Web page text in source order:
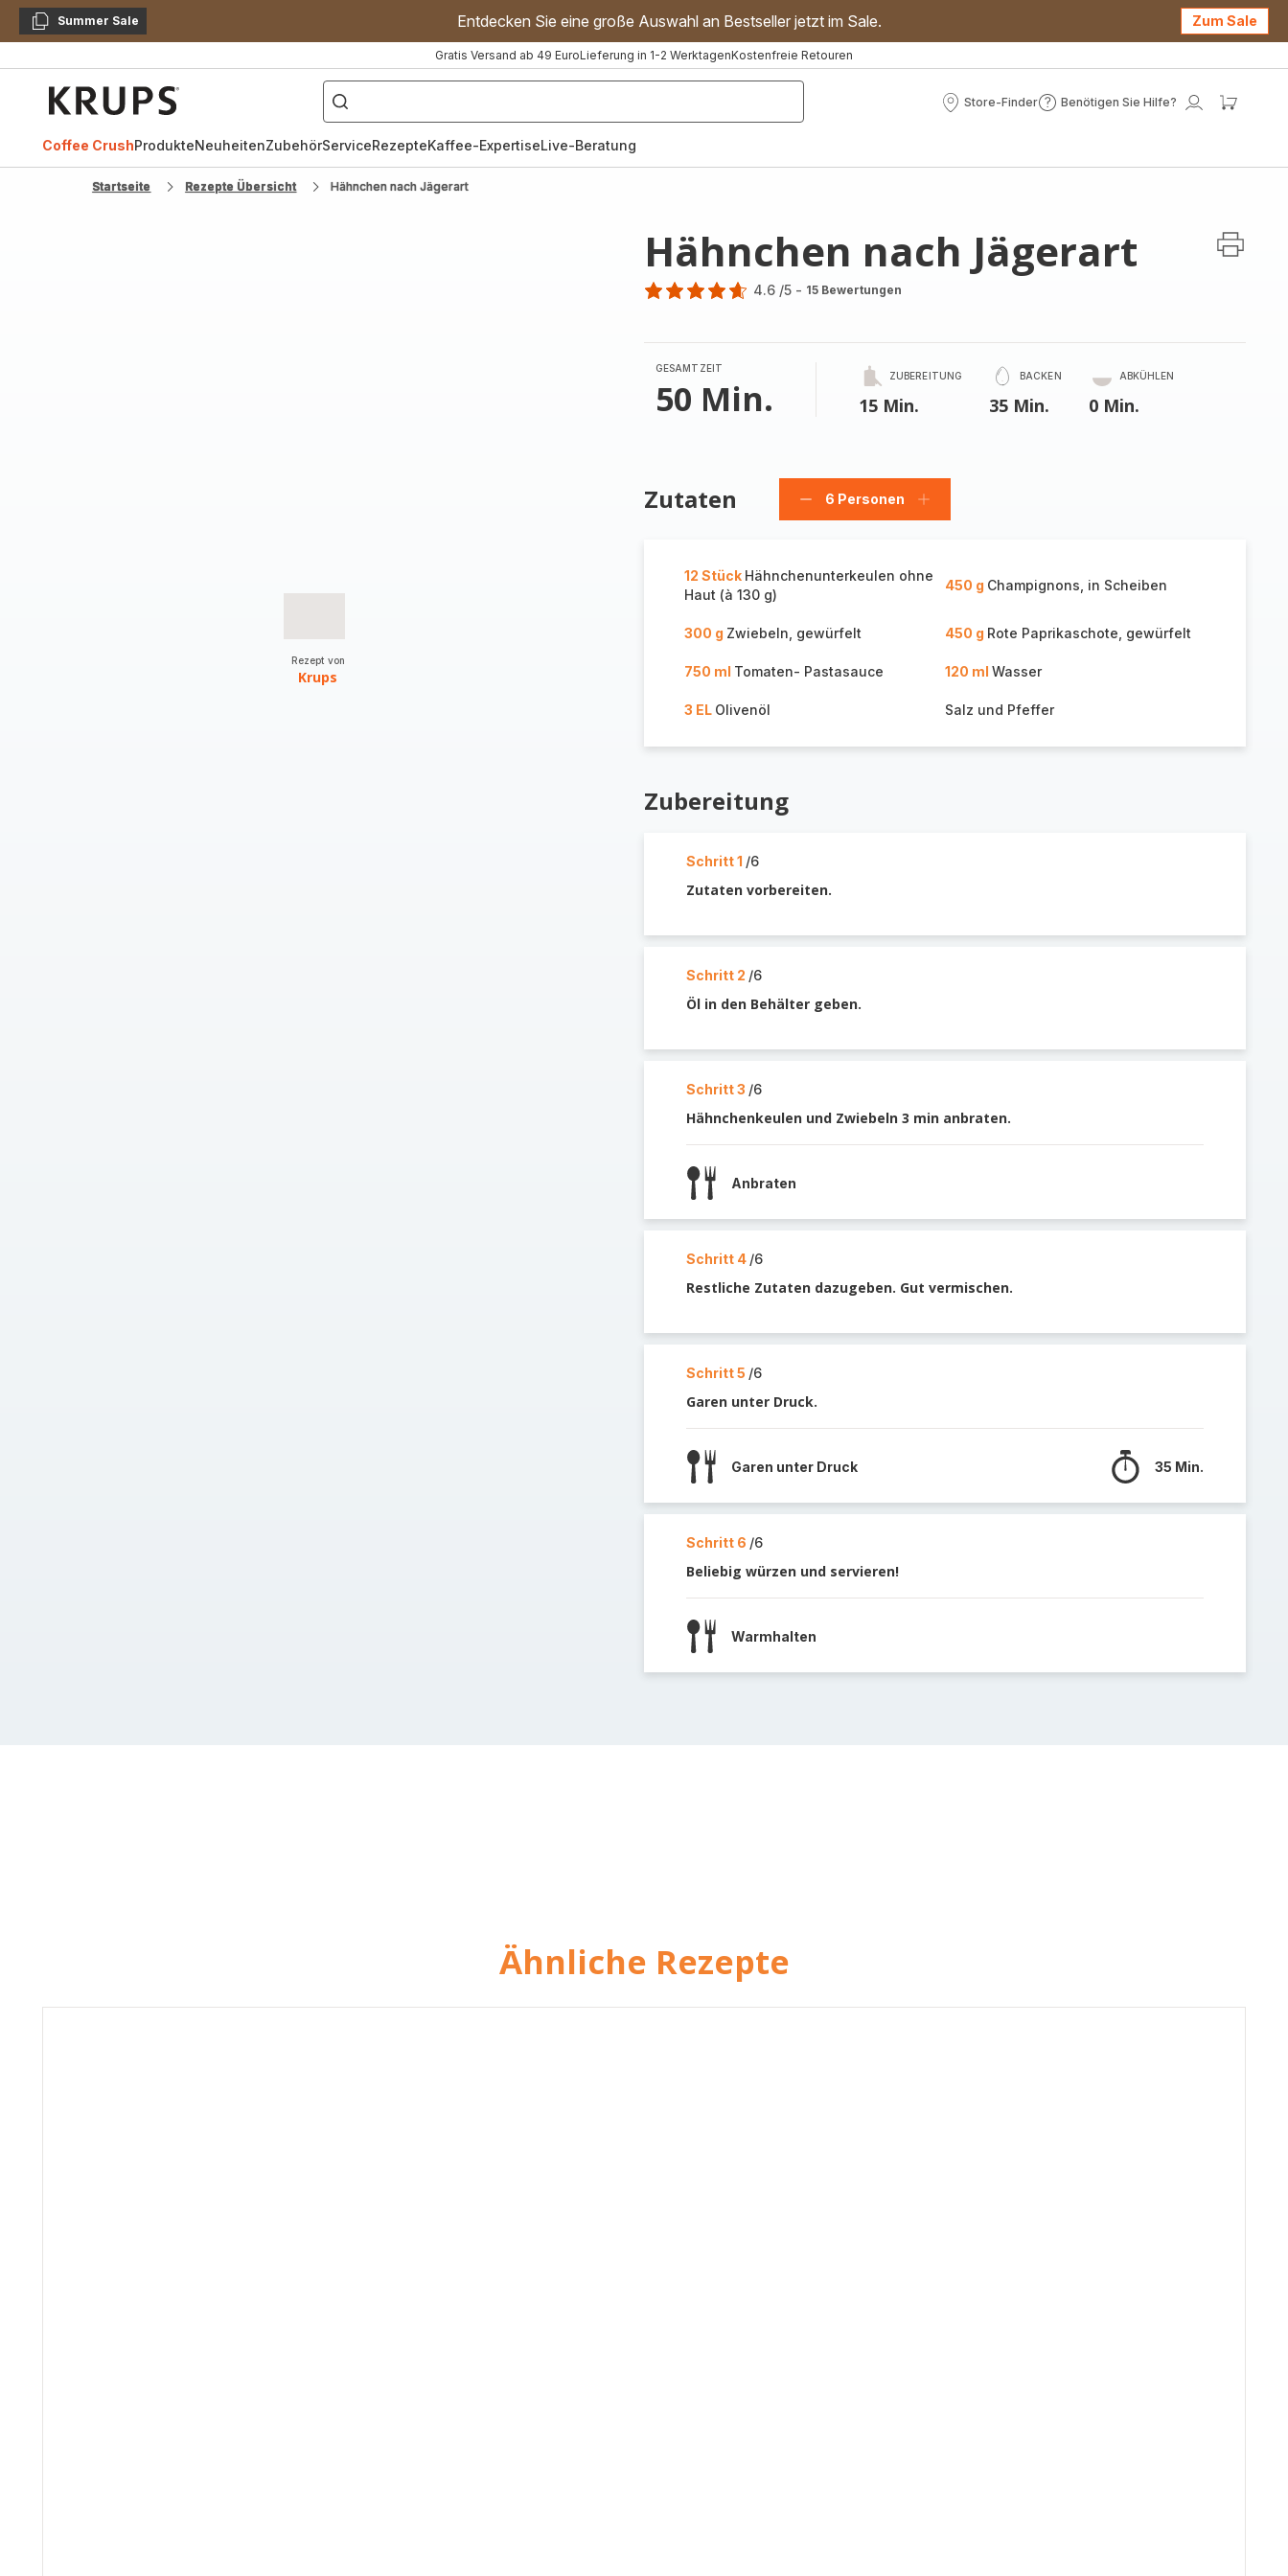
KopierenSummer Sale Entdecken Sie eine große Auswahl an Bestseller jetzt im Sale. Zum Sale
Gratis Versand ab 49 EuroLieferung in 1-2 WerktagenKostenfreie Retouren
["Kaffeevollautomat","Handmixer","Waffeleisen"]
Store-Finder
Store-
Benötigen Sie Hilfe?
Benötigen
Mein
Coffee CrushProdukteNeuheitenZubehörServiceRezepteKaffee-ExpertiseLive-Beratung
Startseite Rezepte Übersicht Hähnchen nach Jägerart
Rezept von
Krups
Hähnchen nach Jägerart
4.6 /5 - 15 Bewertungen
GESAMTZEIT
50 Min.
ZUBEREITUNG
15 Min.
BACKEN
35 Min.
ABKÜHLEN
0 Min.
Zutaten
Personen
6 Personen
Personen
12 Stück Hähnchenunterkeulen ohne
Haut (à 130 g)
450 g Champignons, in Scheiben
300 g Zwiebeln, gewürfelt 450 g Rote Paprikaschote, gewürfelt
750 ml Tomaten- Pastasauce 120 ml Wasser
3 EL Olivenöl Salz und Pfeffer
Zubereitung
Schritt 1 /6
Zutaten vorbereiten.
Schritt 2 /6
Öl in den Behälter geben.
Schritt 3 /6
Hähnchenkeulen und Zwiebeln 3 min anbraten.
Anbraten
Schritt 4 /6
Restliche Zutaten dazugeben. Gut vermischen.
Schritt 5 /6
Garen unter Druck.
Garen unter Druck 35 Min.
Schritt 6 /6
Beliebig würzen und servieren!
Warmhalten
Ähnliche Rezepte